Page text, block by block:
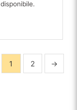
disponibile.
1 2 →